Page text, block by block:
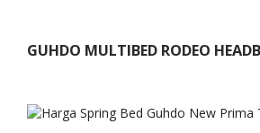
GUHDO MULTIBED RODEO